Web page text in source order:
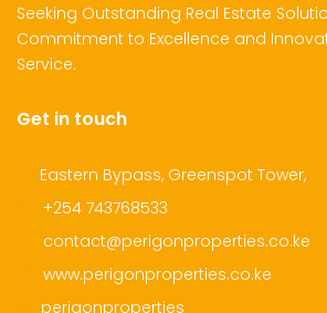
Seeking Outstanding Real Estate
Commitment to Excellence and
Service.
Get in touch
Eastern Bypass, Greenspot Tower,
+254 743768533
contact@perigonproperties.co.ke
www.perigonproperties.co.ke
perigonproperties